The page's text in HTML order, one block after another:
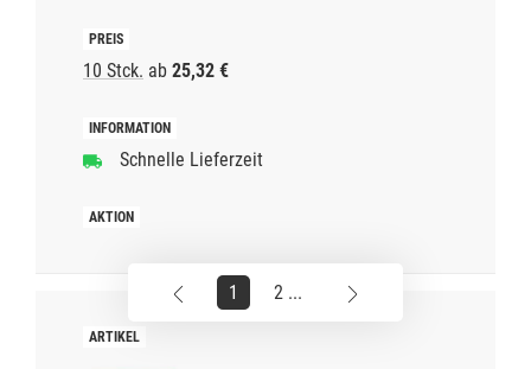
10 Stck. ab 25,32 €
Schnelle Lieferzeit
1 2 ...